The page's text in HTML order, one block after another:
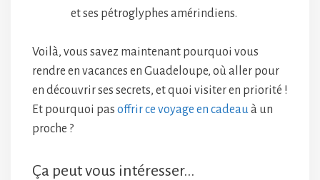
et ses pétroglyphes amérindiens.
Voilà, vous savez maintenant pourquoi vous
rendre en vacances en Guadeloupe, où aller pour
en découvrir ses secrets, et quoi visiter en priorité !
Et pourquoi pas offrir ce voyage en cadeauà un
proche ?
Ça peut vous intéresser...